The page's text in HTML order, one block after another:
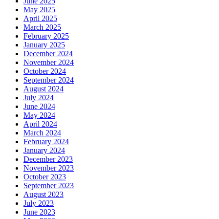
May 2025
April 2025
March 2025
February 2025
January 2025
December 2024
November 2024
October 2024
September 2024
August 2024
July 2024
June 2024
May 2024
April 2024
March 2024
February 2024
January 2024
December 2023
November 2023
October 2023
September 2023
August 2023
July 2023
June 2023